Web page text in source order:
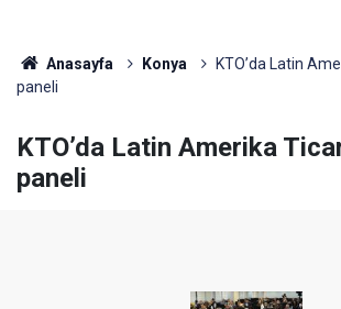
Anasayfa Konya
KTO’da Latin
paneli
KTO’da Latin Amerika
paneli